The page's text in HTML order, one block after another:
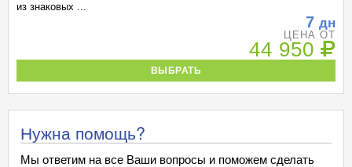
из знаковых ...
7 дн
ЦЕНА ОТ
44 950
ВЫБРАТЬ
Нужна помощь?
Мы ответим на все Ваши вопросы и поможем сделать